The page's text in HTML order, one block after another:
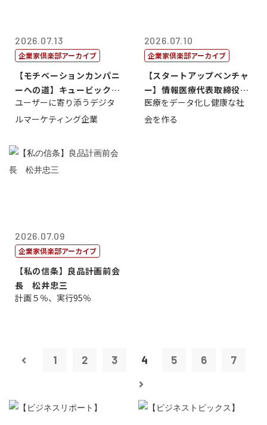
2026.07.13
企業家倶楽部アーカイブ
【モチベーションカンパニ
ーへの道】キュービック代
表取締役CE...
ユーザーに寄り添うデジタ
ルマーケティング企業
2026.07.10
企業家倶楽部アーカイブ
【スタートアップベンチャ
ー】情報医療代表取締役
原 聖吾
医療をデータ化し健康な社
会を作る
2026.07.09
企業家倶楽部アーカイブ
【私の信条】良品計画前会
長 松井忠三
計画５％、実行95％
1 2 3 4 5 6 7